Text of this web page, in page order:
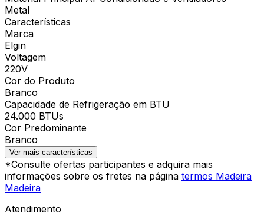
Metal
Características
Marca
Elgin
Voltagem
220V
Cor do Produto
Branco
Capacidade de Refrigeração em BTU
24.000 BTUs
Cor Predominante
Branco
Ver mais características
*Consulte ofertas participantes e adquira mais
informações sobre os fretes na página termos Madeira
Madeira
Atendimento